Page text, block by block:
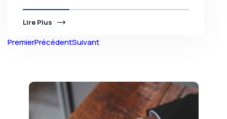
Lire Plus
PremierPrécédentSuivant